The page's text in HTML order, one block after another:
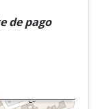
de pago